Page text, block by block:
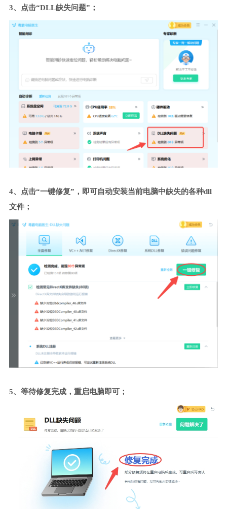
3、点击“DLL缺失问题”；
4、点击“一键修复”，即可自动安装当前电脑中缺失的各种dll
文件；
5、等待修复完成，重启电脑即可；